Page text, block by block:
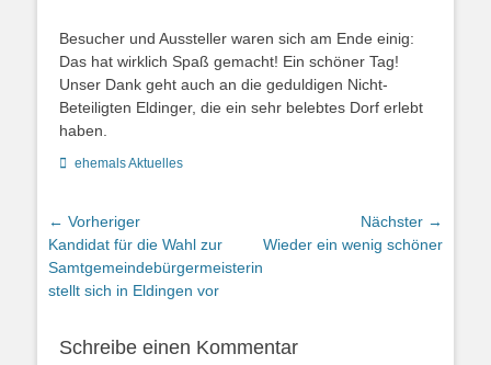
Besucher und Aussteller waren sich am Ende einig:
Das hat wirklich Spaß gemacht! Ein schöner Tag!
Unser Dank geht auch an die geduldigen Nicht-
Beteiligten Eldinger, die ein sehr belebtes Dorf erlebt
haben.
Kategorien
ehemals Aktuelles
Beitragsnavigation
← Vorheriger
Vorheriger
Beitrag:
Kandidat für die Wahl zur
Samtgemeindebürgermeisterin
stellt sich in Eldingen vor
Nächster →
Nächster
Beitrag:
Wieder ein wenig schöner
Schreibe einen Kommentar